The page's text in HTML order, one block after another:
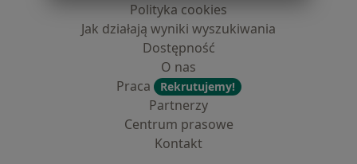
Polityka cookies
Jak działają wyniki wyszukiwania
Dostępność
O nas
Praca
Rekrutujemy!
Partnerzy
Centrum prasowe
Kontakt